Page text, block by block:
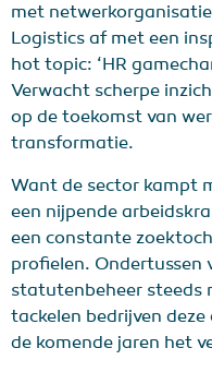
met
Logistics af met een
hot topic: ‘HR
Verwacht scherpe
op de toekomst van
transformatie.
Want de sector kampt
een nijpende
een constante
profielen. Ondertussen
statutenbeheer steeds
tackelen bedrijven
de komende jaren het